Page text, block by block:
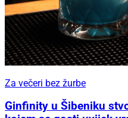
Za večeri bez žurbe
Ginfinity u Šibeniku